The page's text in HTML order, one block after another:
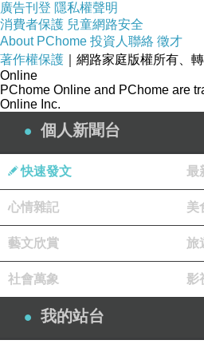
蝸牛足腺分泌黏液，集中護
生，使肌膚有光澤、彈性。
超殺家庭號分享組，分享給
廣告刊登 隱私權聲明
消費者保護 兒童網路安全
About PChome 投資人聯絡 徵才
著作權保護 ｜網路家庭版權所有、
Online
PChome Online and PChome are
Online Inc.
個人新聞台
快速發文 最
心情雜記 美
藝文欣賞 旅
社會萬象 影
我的站台